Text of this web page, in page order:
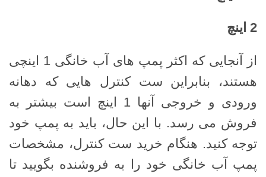
2 اینچ
از آنجایی که اکثر پمپ های آب خانگی 1 اینچی
هستند، بنابراین ست کنترل هایی که دهانه
ورودی و خروجی آنها 1 اینچ است بیشتر به
فروش می رسد. با این حال، باید به پمپ خود
توجه کنید. هنگام خرید ست کنترل، مشخصات
پمپ آب خانگی خود را به فروشنده بگویید تا